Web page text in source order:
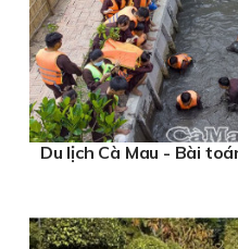
Du lịch Cà Mau - Bài